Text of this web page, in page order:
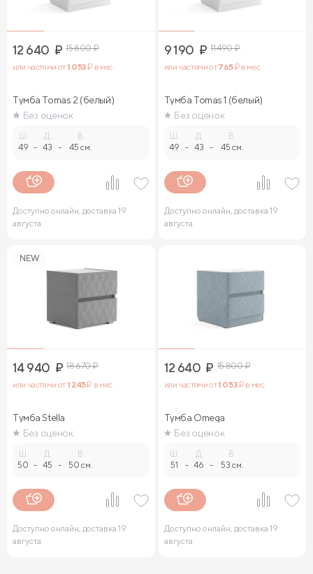
12 640 ₽ 15 800₽
или частями от1 053₽ в мес.
Тумба Tomas 2 (белый)
Без оценок
49 -
Д.
43 -
В.
45 см.
Доступно онлайн, доставка 19
августа
9 190 ₽ 11 490₽
или частями от765₽ в мес.
Тумба Tomas 1 (белый)
Без оценок
49 -
Д.
43 -
В.
45 см.
Доступно онлайн, доставка 19
августа
NEW
14 940 ₽ 18 670₽
или частями от1 245₽ в мес.
Тумба Stella
Без оценок
Ш.
50 -
Д.
45 -
В.
50 см.
Доступно онлайн, доставка 19
августа
12 640 ₽ 15 800₽
или частями от1 053₽ в мес.
Тумба Omega
Без оценок
Ш.
51 -
Д.
46 -
В.
53 см.
Доступно онлайн, доставка 19
августа